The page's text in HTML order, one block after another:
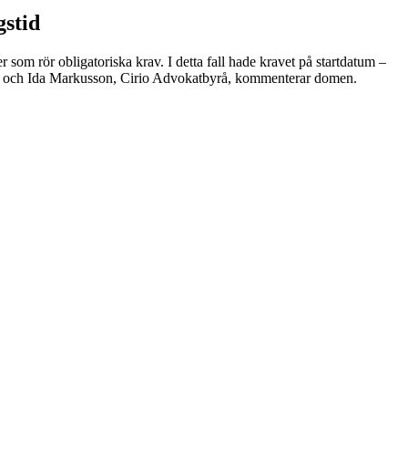
rör obligatoriska krav. I detta fall hade kravet på startdatum –
Ida Markusson, Cirio Advokatbyrå, kommenterar domen.